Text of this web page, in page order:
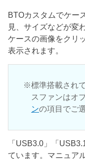
BTOカスタムでケー
見、サイズなどが変
ケースの画像をクリ
表示されます。
標準搭載され
スファンはオ
ンの項目でご
「USB3.0」「
ています。マニュア